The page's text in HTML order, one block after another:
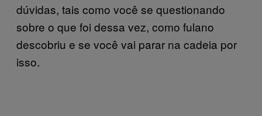
dúvidas, tais como você se questionando
sobre o que foi dessa vez, como fulano
descobriu e se você vai parar na cadeia por
isso.